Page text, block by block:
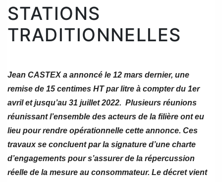
STATIONS
TRADITIONNELLES
Jean CASTEX a annoncé le 12 mars dernier, une
remise de 15 centimes HT par litre à compter du 1er
avril et jusqu’au 31 juillet 2022. Plusieurs réunions
réunissant l’ensemble des acteurs de la filière ont eu
lieu pour rendre opérationnelle cette annonce. Ces
travaux se concluent par la signature d’une charte
d’engagements pour s’assurer de la répercussion
réelle de la mesure au consommateur. Le décret vient